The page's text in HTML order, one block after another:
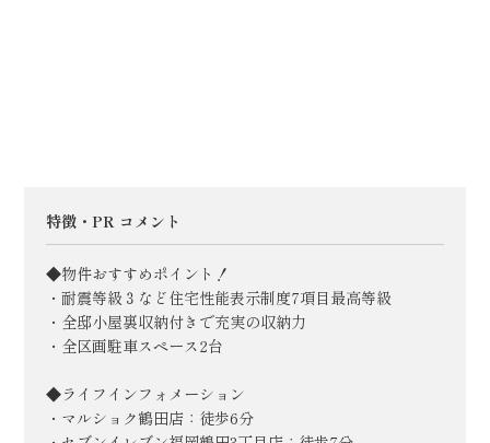
特徴・PR コメント
◆物件おすすめポイント！
・耐震等級３など住宅性能表示制度7項目最高等級
・全邸小屋裏収納付きで充実の収納力
・全区画駐車スペース2台
◆ライフインフォメーション
・マルショク鶴田店：徒歩6分